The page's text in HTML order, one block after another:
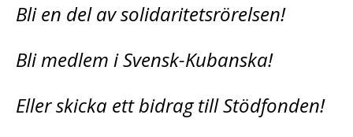
Bli en del av solidaritetsrörelsen!
Bli medlem i Svensk-Kubanska!
Eller skicka ett bidrag till Stödfonden!